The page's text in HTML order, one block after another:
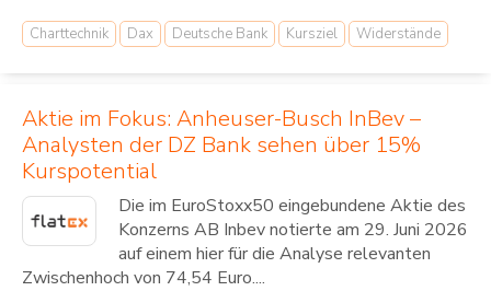
Charttechnik Dax Deutsche Bank Kursziel Widerstände
Aktie im Fokus: Anheuser-Busch InBev –
Analysten der DZ Bank sehen über 15%
Kurspotential
Die im EuroStoxx50 eingebundene Aktie des
Konzerns AB Inbev notierte am 29. Juni 2026
auf einem hier für die Analyse relevanten
Zwischenhoch von 74,54 Euro....